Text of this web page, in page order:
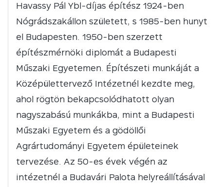
Havassy Pál Ybl-díjas építész 1924-ben
Nógrádszakállon született, s 1985-ben hunyt
el Budapesten. 1950-ben szerzett
építészmérnöki diplomát a Budapesti
Műszaki Egyetemen. Építészeti munkáját a
Középülettervező Intézetnél kezdte meg,
ahol rögtön bekapcsolódhatott olyan
nagyszabású munkákba, mint a Budapesti
Műszaki Egyetem és a gödöllői
Agrártudományi Egyetem épületeinek
tervezése. Az 50-es évek végén az
intézetnél a Budavári Palota helyreállításával